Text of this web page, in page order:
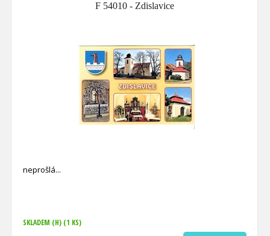
F 54010 - Zdislavice
neprošlá
SKLADEM (H) (1 KS)